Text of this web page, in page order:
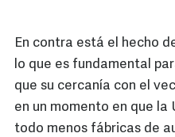
En contra está el hecho
lo que es fundamental
que su cercanía con el
en un momento en que la
todo menos fábricas de